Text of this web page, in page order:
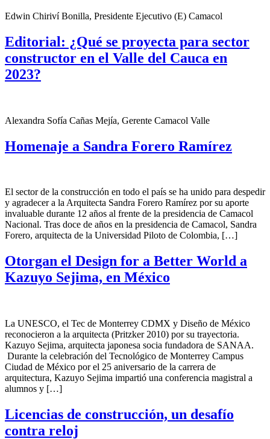
Edwin Chiriví Bonilla, Presidente Ejecutivo (E) Camacol
Editorial: ¿Qué se proyecta para sector
constructor en el Valle del Cauca en
2023?
Alexandra Sofía Cañas Mejía, Gerente Camacol Valle
Homenaje a Sandra Forero Ramírez
El sector de la construcción en todo el país se ha unido para despedir
y agradecer a la Arquitecta Sandra Forero Ramírez por su aporte
invaluable durante 12 años al frente de la presidencia de Camacol
Nacional. Tras doce de años en la presidencia de Camacol, Sandra
Forero, arquitecta de la Universidad Piloto de Colombia, […]
Otorgan el Design for a Better World a
Kazuyo Sejima, en México
La UNESCO, el Tec de Monterrey CDMX y Diseño de México
reconocieron a la arquitecta (Pritzker 2010) por su trayectoria.
Kazuyo Sejima, arquitecta japonesa socia fundadora de SANAA.
Durante la celebración del Tecnológico de Monterrey Campus
Ciudad de México por el 25 aniversario de la carrera de
arquitectura, Kazuyo Sejima impartió una conferencia magistral a
alumnos y […]
Licencias de construcción, un desafío
contra reloj